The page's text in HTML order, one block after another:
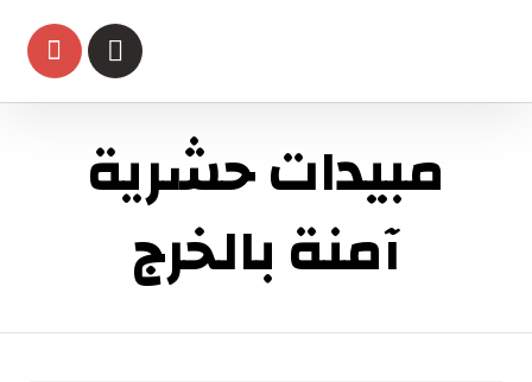
مبيدات حشرية
آمنة بالخرج